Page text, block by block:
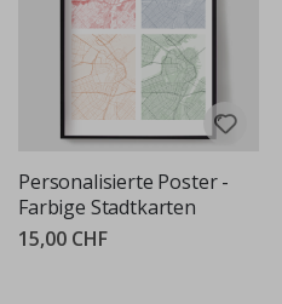
Personalisierte Poster -
Farbige Stadtkarten
15,00 CHF